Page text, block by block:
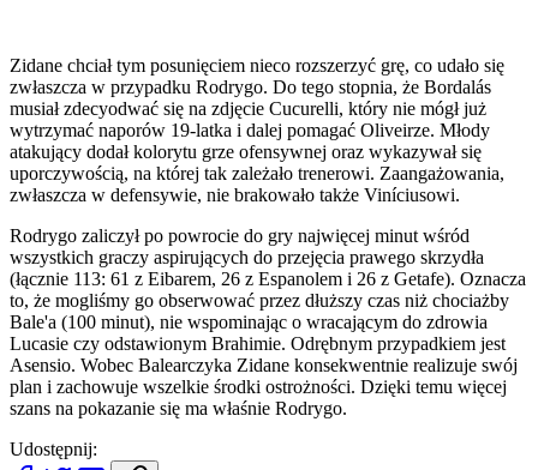
Zidane chciał tym posunięciem nieco rozszerzyć grę, co udało się
zwłaszcza w przypadku Rodrygo. Do tego stopnia, że Bordalás
musiał zdecyodwać się na zdjęcie Cucurelli, który nie mógł już
wytrzymać naporów 19-latka i dalej pomagać Oliveirze. Młody
atakujący dodał kolorytu grze ofensywnej oraz wykazywał się
uporczywością, na której tak zależało trenerowi. Zaangażowania,
zwłaszcza w defensywie, nie brakowało także Viníciusowi.
Rodrygo zaliczył po powrocie do gry najwięcej minut wśród
wszystkich graczy aspirujących do przejęcia prawego skrzydła
(łącznie 113: 61 z Eibarem, 26 z Espanolem i 26 z Getafe). Oznacza
to, że mogliśmy go obserwować przez dłuższy czas niż chociażby
Bale'a (100 minut), nie wspominając o wracającym do zdrowia
Lucasie czy odstawionym Brahimie. Odrębnym przypadkiem jest
Asensio. Wobec Balearczyka Zidane konsekwentnie realizuje swój
plan i zachowuje wszelkie środki ostrożności. Dzięki temu więcej
szans na pokazanie się ma właśnie Rodrygo.
Udostępnij: